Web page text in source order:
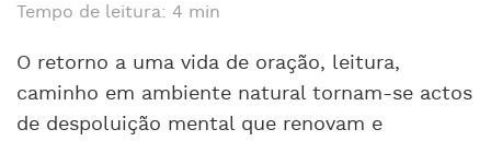
Tempo de leitura: 4 min
O retorno a uma vida de oração, leitura,
caminho em ambiente natural tornam-se actos
de despoluição mental que renovam e